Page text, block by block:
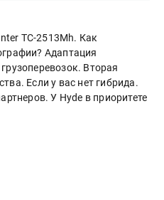
ТС-2513Mh. Как
Адаптация
Вторая
Если у вас нет гибрида.
У Hyde в приоритете